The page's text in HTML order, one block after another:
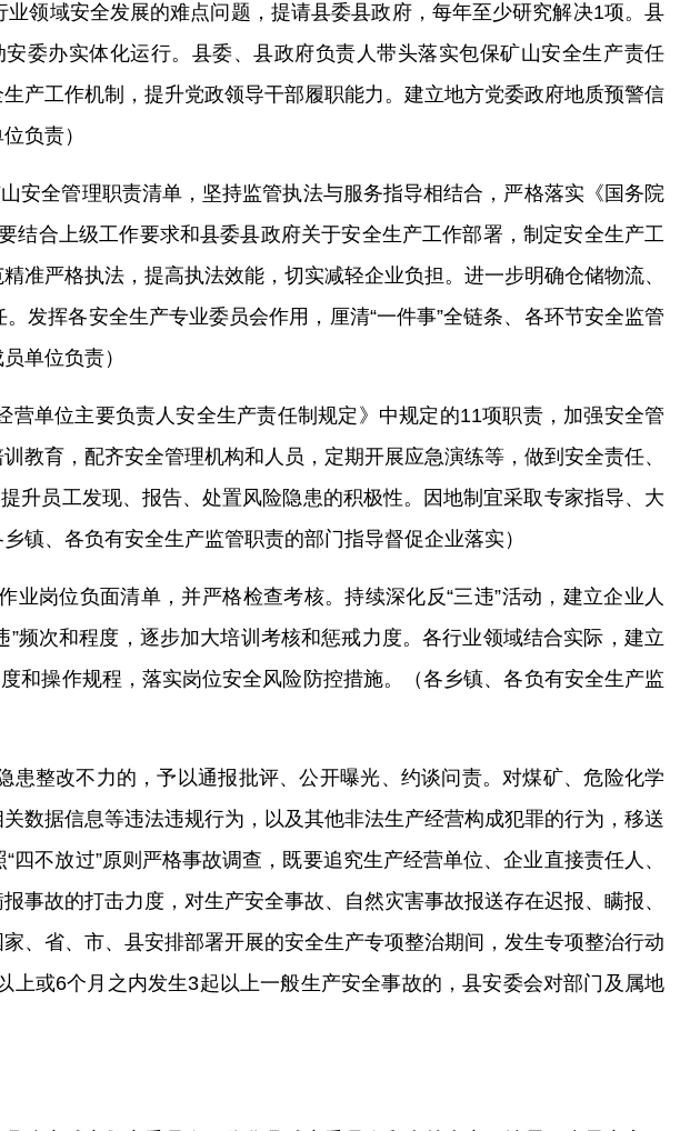
领域安全发展的难点问题，提请县委县政府， 每年至少研究解决1项。县
委办实体化运行。县委、县政府负责人带头落实包保矿山安全生产责任
产工作机制，提升党政领导干部履职能力。建立地方党委政府地质预警信
负责）
安全管理职责清单 ， 坚持监管执法与服务指导相结合 ， 严格落实《国务院
结合上级工作要求和县委县政府关于安全生产工作部署，制定安全生产工
准严格执法，提高执法效能，切实减轻企业负担。 进一步明确仓储物流、
。发挥各安全生产专业委员会作用，厘清“一件事”全链条、各环节安全监管
单位负责）
营单位主要负责人安全生产责任制规定》中规定的11项职责，加强安全管
训教育，配齐安全管理机构和人员，定期开展应急演练等，做到安全责任、
升员工发现、报告、处置风险隐患的积极性。
因地制宜采取专家指导、大
镇、各负有安全生产监管职责的部门指导督促企业落实）
业岗位负面清单， 并严格检查考核。持续深化反“三违”活动，建立企业人
频次和程度，逐步加大培训考核和惩戒力度。各行业领域结合实际，建立
和操作规程，落实岗位安全风险防控措施。（各乡镇、各负有安全生产监
患整改不力的，予以通报批评、公开曝光、 约谈问责。对煤矿、危险化学
数据信息等违法违规行为 ，以及其他非法生产经营构成犯罪的行为 ，移送
不放过”原则严格事故调查，既要追究生产经营单位、企业直接责任人、
故的打击力度，对生产安全事故、自然灾害事故报送存在迟报、瞒报、
、省、市、县安排部署开展的安全生产专项整治期间 ， 发生专项整治行动
上或6个月之内发生3起以上一般生产安全事故的，县安委会对部门及属地